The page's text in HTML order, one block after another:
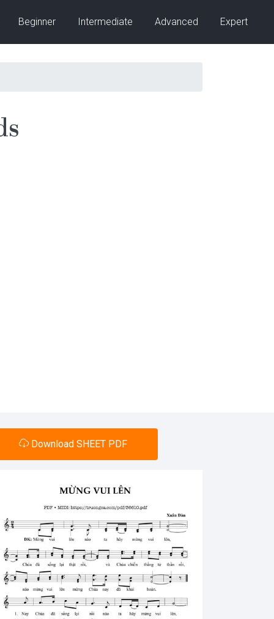
Beginner Intermediate Advanced Expert
Download SHEET PDF